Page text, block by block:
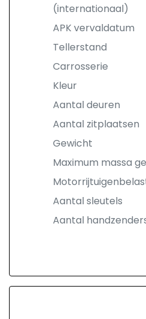
(internationaal)
APK vervaldatum
Tellerstand
Carrosserie
Kleur
Aantal deuren
Aantal zitplaatsen
Gewicht
Maximum massa
Aantal sleutels
Aantal